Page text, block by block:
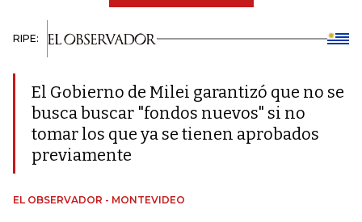
RIPE:
El Gobierno de Milei garantizó que no se
busca buscar "fondos nuevos" si no
tomar los que ya se tienen aprobados
previamente
EL OBSERVADOR - MONTEVIDEO